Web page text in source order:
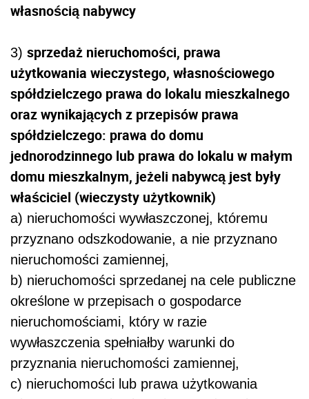
własnością nabywcy
3) sprzedaż nieruchomości, prawa
użytkowania wieczystego, własnościowego
spółdzielczego prawa do lokalu mieszkalnego
oraz wynikających z przepisów prawa
spółdzielczego: prawa do domu
jednorodzinnego lub prawa do lokalu w małym
domu mieszkalnym, jeżeli nabywcą jest były
właściciel (wieczysty użytkownik)
a) nieruchomości wywłaszczonej, któremu
przyznano odszkodowanie, a nie przyznano
nieruchomości zamiennej,
b) nieruchomości sprzedanej na cele publiczne
określone w przepisach o gospodarce
nieruchomościami, który w razie
wywłaszczenia spełniałby warunki do
przyznania nieruchomości zamiennej,
c) nieruchomości lub prawa użytkowania